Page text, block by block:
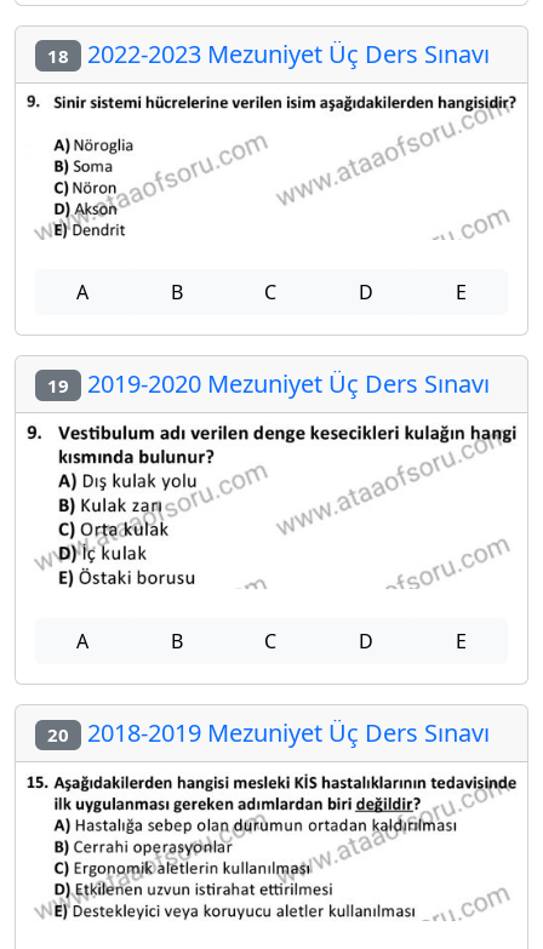
18 2022-2023 Mezuniyet Üç Ders Sınavı
A B C D E
19 2019-2020 Mezuniyet Üç Ders Sınavı
A B C D E
20 2018-2019 Mezuniyet Üç Ders Sınavı